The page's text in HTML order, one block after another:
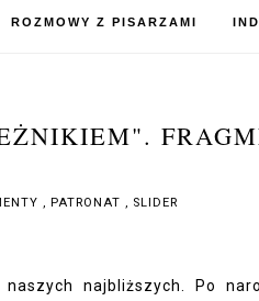
ROZMOWY Z PISARZAMI
, PATRONAT , SLIDER
najbliższych. Po